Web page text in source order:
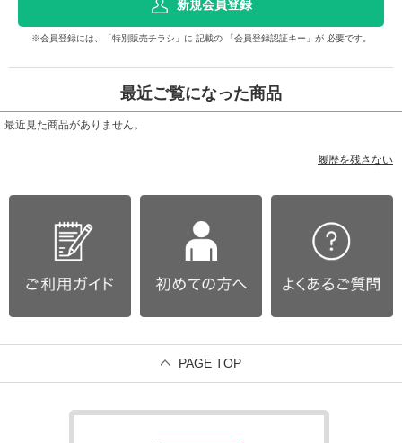
新規会員登録
※会員登録には、「特別販売チラシ」に 記載の 「会員登録認証キー」が 必要です。
最近ご覧になった商品
最近見た商品がありません。
履歴を残さない
PAGE TOP